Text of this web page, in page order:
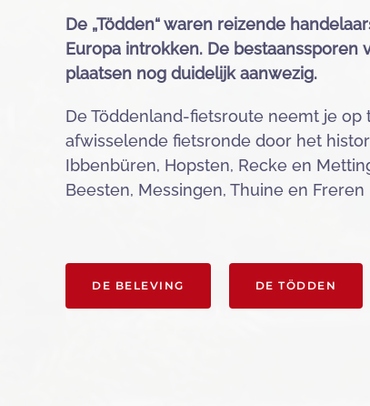
De „Tödden“ waren reizende
Europa introkken. De
plaatsen nog duidelijk aanwezig.
De Töddenland-fietsroute neemt je
afwisselende fietsronde door het
Ibbenbüren, Hopsten, Recke en
Beesten, Messingen, Thuine en
DE BELEVING DE TÖDDEN